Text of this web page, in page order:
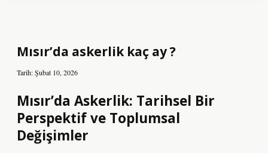
Mısır’da askerlik kaç ay ?
Tarih: Şubat 10, 2026
Mısır’da Askerlik: Tarihsel Bir
Perspektif ve Toplumsal
Değişimler